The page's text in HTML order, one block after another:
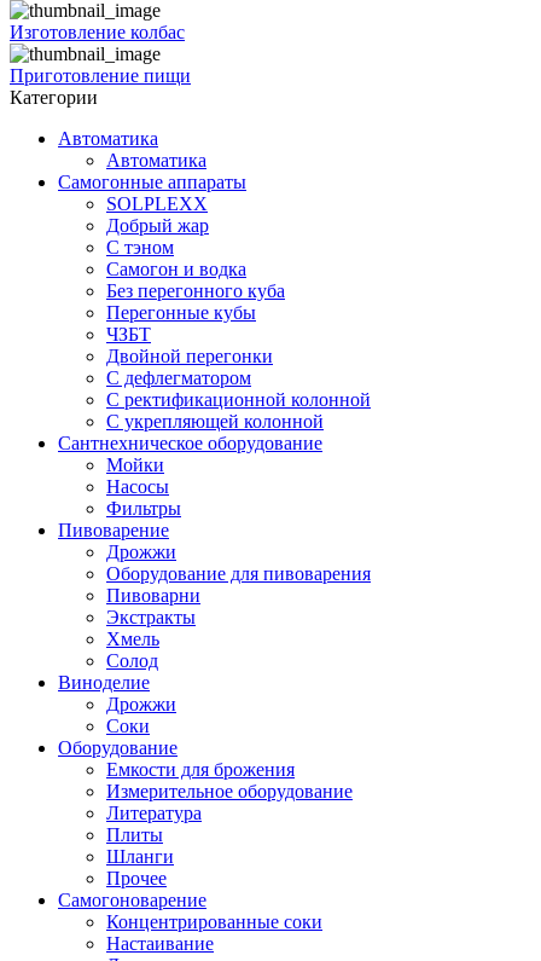
Изготовление колбас
Приготовление пищи
Категории
Автоматика
Автоматика
Самогонные аппараты
SOLPLEXX
Добрый жар
С тэном
Самогон и водка
Без перегонного куба
Перегонные кубы
ЧЗБТ
Двойной перегонки
С дефлегматором
С ректификационной колонной
С укрепляющей колонной
Сантнехническое оборудование
Мойки
Насосы
Фильтры
Пивоварение
Дрожжи
Оборудование для пивоварения
Пивоварни
Экстракты
Хмель
Солод
Виноделие
Дрожжи
Соки
Оборудование
Емкости для брожения
Измерительное оборудование
Литература
Плиты
Шланги
Прочее
Самогоноварение
Концентрированные соки
Настаивание